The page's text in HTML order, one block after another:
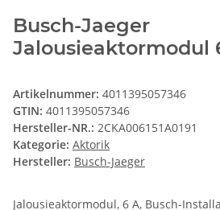
Busch-Jaeger
Jalousieaktormodul
Artikelnummer: 4011395057346
GTIN: 4011395057346
Hersteller-NR.: 2CKA006151A0191
Kategorie: Aktorik
Hersteller: Busch-Jaeger
Jalousieaktormodul, 6 A, Busch-